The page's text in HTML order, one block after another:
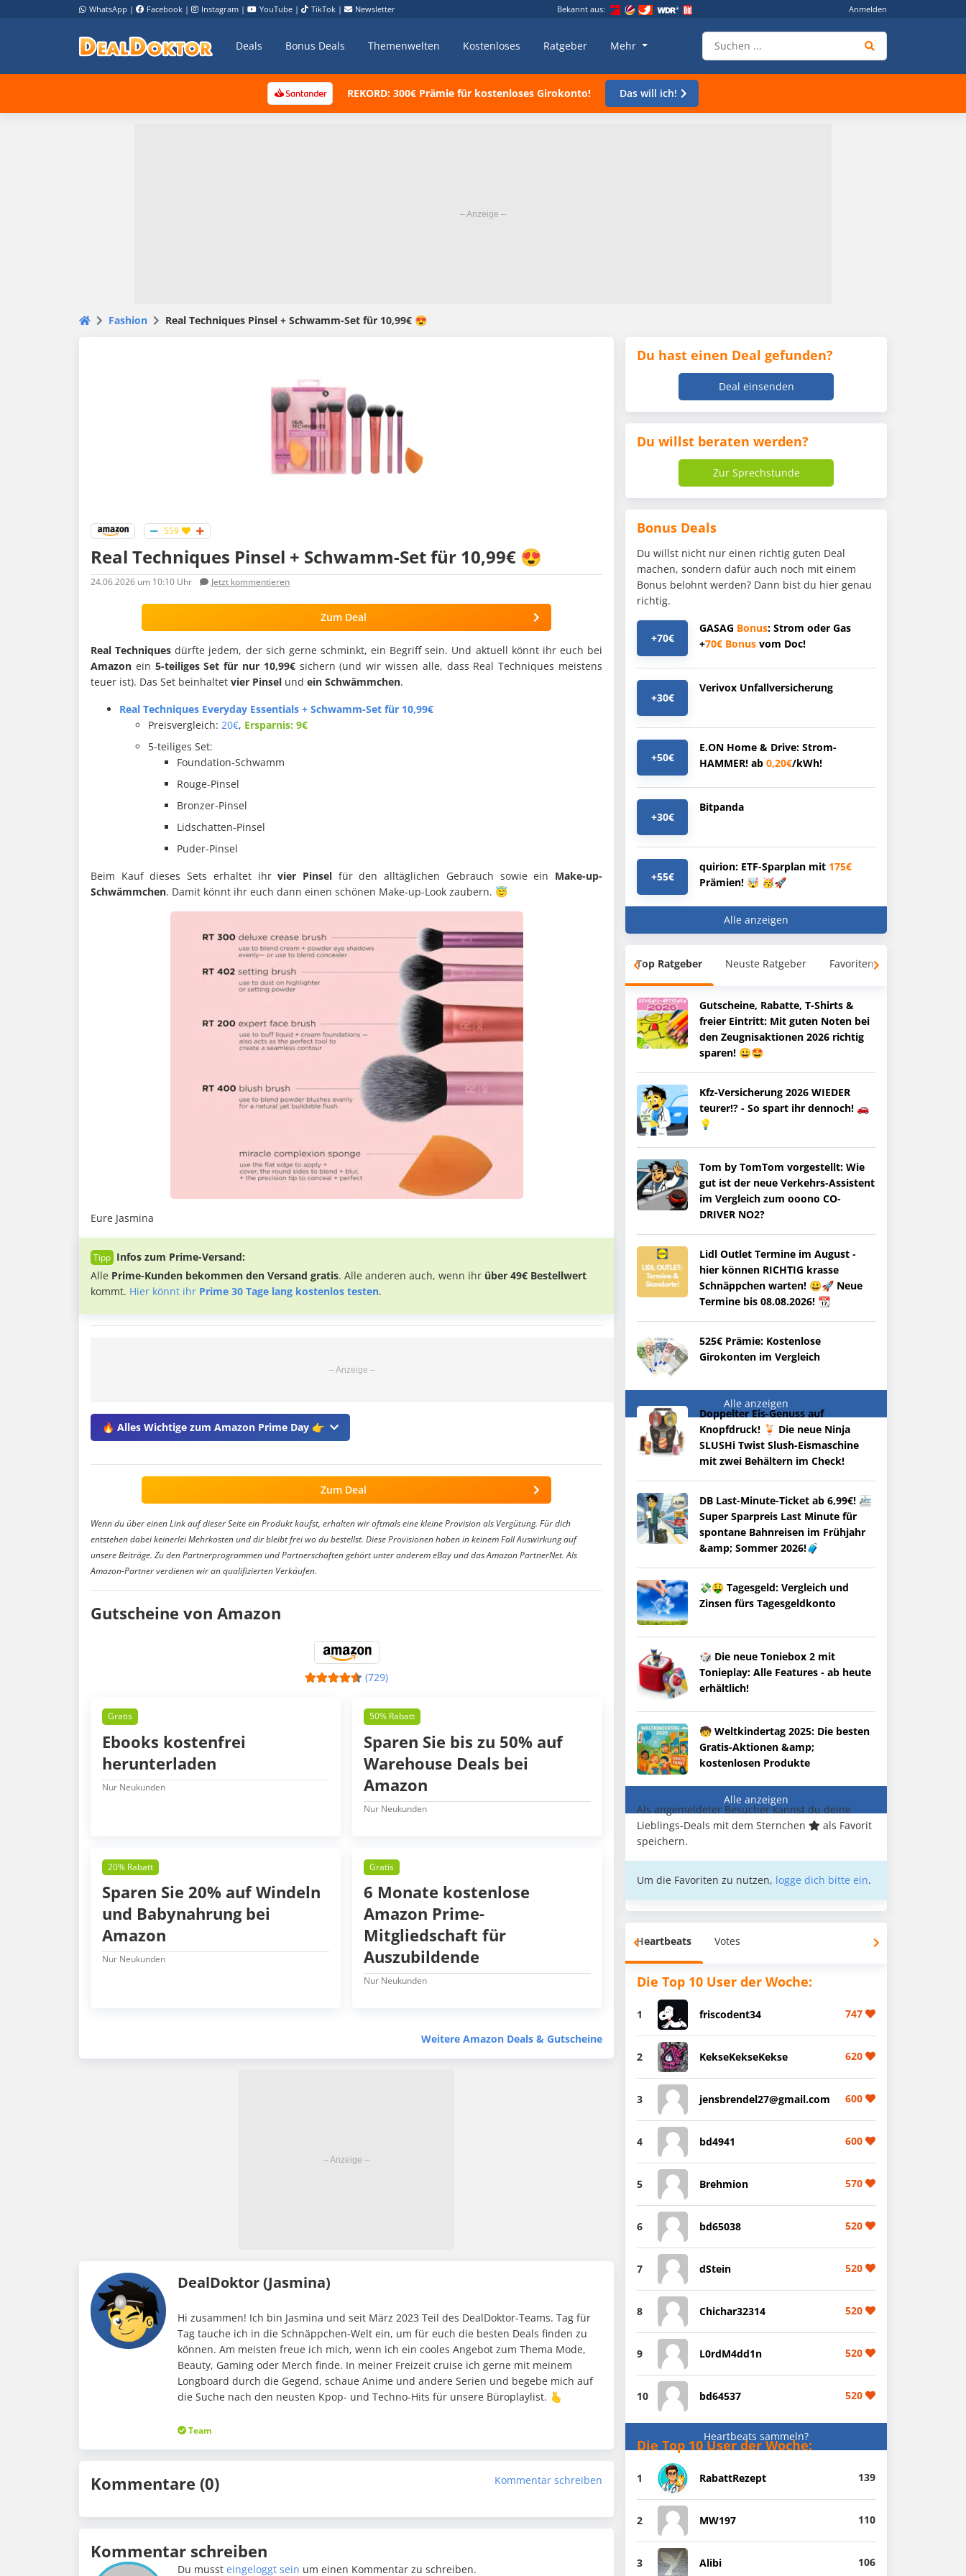
WhatsApp | Facebook | Instagram | YouTube | TikTok | Newsletter Bekannt aus: Anmelden
Deals Bonus Deals Themenwelten Kostenloses Ratgeber Mehr
REKORD: 300€ Prämie für kostenloses Girokonto! Das will ich!
Fashion Real Techniques Pinsel + Schwamm-Set für 10,99€ 😍
559
Real Techniques Pinsel + Schwamm-Set für 10,99€ 😍
24.06.2026 um 10:10 Uhr Jetzt kommentieren
Zum Deal
Real Techniques dürfte jedem, der sich gerne schminkt, ein Begriff sein. Und aktuell könnt ihr euch bei
Amazon ein 5-teiliges Set für nur 10,99€sichern (und wir wissen alle, dass Real Techniques meistens
teuer ist). Das Set beinhaltet vier Pinsel und ein Schwämmchen.
Real Techniques Everyday Essentials + Schwamm-Set für 10,99€
Preisvergleich: 20€, Ersparnis: 9€
5-teiliges Set:
Foundation-Schwamm
Rouge-Pinsel
Bronzer-Pinsel
Lidschatten-Pinsel
Puder-Pinsel
Beim Kauf dieses Sets erhaltet ihrvier Pinsel für den alltäglichen Gebrauch sowie ein Make-up-
Schwämmchen. Damit könnt ihr euch dann einen schönen Make-up-Look zaubern. 😇
Eure Jasmina
Infos zum Prime-Versand:
Alle Prime-Kunden bekommen den Versand gratis. Alle anderen auch, wenn ihr über 49€ Bestellwert
kommt. Hier könnt ihr Prime 30 Tage lang kostenlos testen.
🔥 Alles Wichtige zum Amazon Prime Day 👉
Zum Deal
Wenn du über einen Link auf dieser Seite ein Produkt kaufst, erhalten wir oftmals eine kleine Provision als Vergütung. Für dich
entstehen dabei keinerlei Mehrkosten und dir bleibt frei wo du bestellst. Diese Provisionen haben in keinem Fall Auswirkung auf
unsere Beiträge. Zu den Partnerprogrammen und Partnerschaften gehört unter anderem eBay und das Amazon PartnerNet. Als
Amazon-Partner verdienen wir an qualifizierten Verkäufen.
Gutscheine von Amazon
(729)
Gratis
Ebooks kostenfrei
herunterladen
Nur Neukunden
50% Rabatt
Sparen Sie bis zu 50% auf
Warehouse Deals bei
Amazon
Nur Neukunden
20% Rabatt
Sparen Sie 20% auf Windeln
und Babynahrung bei
Amazon
Nur Neukunden
Gratis
6 Monate kostenlose
Amazon Prime-
Mitgliedschaft für
Auszubildende
Nur Neukunden
Weitere Amazon Deals & Gutscheine
DealDoktor (Jasmina)
Hi zusammen! Ich bin Jasmina und seit März 2023 Teil des DealDoktor-Teams. Tag für
Tag tauche ich in die Schnäppchen-Welt ein, um für euch die besten Deals finden zu
können. Am meisten freue ich mich, wenn ich ein cooles Angebot zum Thema Mode,
Beauty, Gaming oder Merch finde. In meiner Freizeit cruise ich gerne mit meinem
Longboard durch die Gegend, schaue Anime und andere Serien und begebe mich auf
die Suche nach den neusten Kpop- und Techno-Hits für unsere Büroplaylist. 🫰
Team
Kommentare (0) Kommentar schreiben
Kommentar schreiben
Du mussteingeloggt sein um einen Kommentar zu schreiben.
Du hast einen Deal gefunden?
Deal einsenden
Du willst beraten werden?
Zur Sprechstunde
Bonus Deals
Du willst nicht nur einen richtig guten Deal
machen, sondern dafür auch noch mit einem
Bonus belohnt werden? Dann bist du hier genau
richtig.
+70€
GASAG Bonus: Strom oder Gas
+70€ Bonus vom Doc!
+30€
Verivox Unfallversicherung
+50€
E.ON Home & Drive: Strom-
HAMMER! ab 0,20€/kWh!
+30€
Bitpanda
+55€
quirion: ETF-Sparplan mit 175€
Prämien! 🤯 🥳🚀
Alle anzeigen
Top Ratgeber Neuste Ratgeber Favoriten
Gutscheine, Rabatte, T-Shirts &
freier Eintritt: Mit guten Noten bei
den Zeugnisaktionen 2026 richtig
sparen! 😀🤩
Kfz-Versicherung 2026 WIEDER
teurer!? - So spart ihr dennoch! 🚗
💡
Tom by TomTom vorgestellt: Wie
gut ist der neue Verkehrs-Assistent
im Vergleich zum ooono CO-
DRIVER NO2?
Lidl Outlet Termine im August -
hier können RICHTIG krasse
Schnäppchen warten! 😀🚀 Neue
Termine bis 08.08.2026! 📆
525€ Prämie: Kostenlose
Girokonten im Vergleich
Alle anzeigen
Doppelter Eis-Genuss auf
Knopfdruck! 🍹 Die neue Ninja
SLUSHi Twist Slush-Eismaschine
mit zwei Behältern im Check!
DB Last-Minute-Ticket ab 6,99€! 🚈
Super Sparpreis Last Minute für
spontane Bahnreisen im Frühjahr
&amp; Sommer 2026!🧳
💸🤑 Tagesgeld: Vergleich und
Zinsen fürs Tagesgeldkonto
🎲 Die neue Toniebox 2 mit
Tonieplay: Alle Features - ab heute
erhältlich!
🧒 Weltkindertag 2025: Die besten
Gratis-Aktionen &amp;
kostenlosen Produkte
Alle anzeigen
Als angemeldeter Besucher kannst du deine
Lieblings-Deals mit dem Sternchen
als Favorit
speichern.
Um die Favoriten zu nutzen, logge dich bitte ein.
Heartbeats Votes
Die Top 10 User der Woche:
1 friscodent34 747
2 KekseKekseKekse 620
3 jensbrendel27@gmail.com 600
4 bd4941 600
5 Brehmion 570
6 bd65038 520
7 dStein 520
8 Chichar32314 520
9 L0rdM4dd1n 520
10 bd64537 520
Heartbeats sammeln?
Die Top 10 User der Woche:
1 RabattRezept 139
2 MW197 110
3 Alibi 106